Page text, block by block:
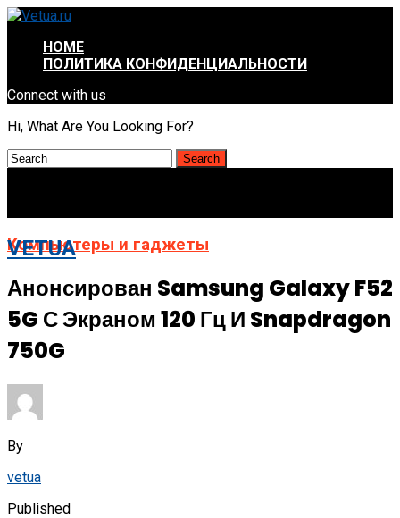
HOME
ПОЛИТИКА КОНФИДЕНЦИАЛЬНОСТИ
Connect with us
Hi, What Are You Looking For?
VETUA
Компьютеры и гаджеты
Анонсирован Samsung Galaxy F52
5G С Экраном 120 Гц И Snapdragon
750G
By
vetua
Published